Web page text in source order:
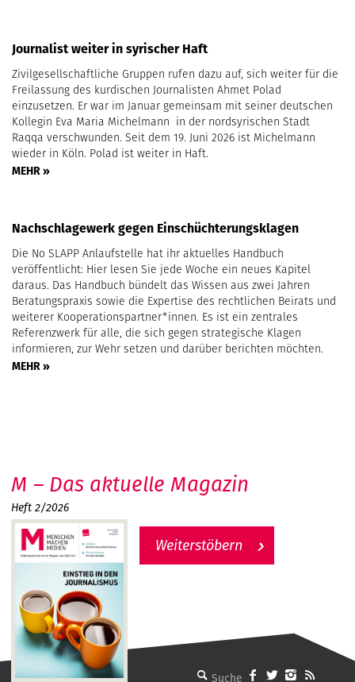
Journalist weiter in syrischer Haft
Zivilgesellschaftliche Gruppen rufen dazu auf, sich weiter für die
Freilassung des kurdischen Journalisten Ahmet Polad
einzusetzen. Er war im Januar gemeinsam mit seiner deutschen
Kollegin Eva Maria Michelmann in der nordsyrischen Stadt
Raqqa verschwunden. Seit dem 19. Juni 2026 ist Michelmann
wieder in Köln. Polad ist weiter in Haft.
MEHR »
Nachschlagewerk gegen Einschüchterungsklagen
Die No SLAPP Anlaufstelle hat ihr aktuelles Handbuch
veröffentlicht: Hier lesen Sie jede Woche ein neues Kapitel
daraus. Das Handbuch bündelt das Wissen aus zwei Jahren
Beratungspraxis sowie die Expertise des rechtlichen Beirats und
weiterer Kooperationspartner*innen. Es ist ein zentrales
Referenzwerk für alle, die sich gegen strategische Klagen
informieren, zur Wehr setzen und darüber berichten möchten.
MEHR »
MMM - Menschen machen Medien
M – Das aktuelle Magazin
Heft 2/2026
Weiterstöbern